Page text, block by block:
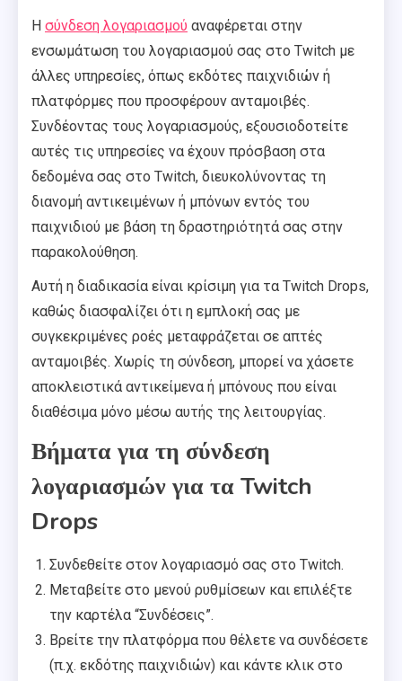
Η σύνδεση λογαριασμού αναφέρεται στην
ενσωμάτωση του λογαριασμού σας στο Twitch με
άλλες υπηρεσίες, όπως εκδότες παιχνιδιών ή
πλατφόρμες που προσφέρουν ανταμοιβές.
Συνδέοντας τους λογαριασμούς, εξουσιοδοτείτε
αυτές τις υπηρεσίες να έχουν πρόσβαση στα
δεδομένα σας στο Twitch, διευκολύνοντας τη
διανομή αντικειμένων ή μπόνων εντός του
παιχνιδιού με βάση τη δραστηριότητά σας στην
παρακολούθηση.
Αυτή η διαδικασία είναι κρίσιμη για τα Twitch Drops,
καθώς διασφαλίζει ότι η εμπλοκή σας με
συγκεκριμένες ροές μεταφράζεται σε απτές
ανταμοιβές. Χωρίς τη σύνδεση, μπορεί να χάσετε
αποκλειστικά αντικείμενα ή μπόνους που είναι
διαθέσιμα μόνο μέσω αυτής της λειτουργίας.
Βήματα για τη σύνδεση
λογαριασμών για τα Twitch
Drops
Συνδεθείτε στον λογαριασμό σας στο Twitch.
Μεταβείτε στο μενού ρυθμίσεων και επιλέξτε
την καρτέλα “Συνδέσεις”.
Βρείτε την πλατφόρμα που θέλετε να συνδέσετε
(π.χ. εκδότης παιχνιδιών) και κάντε κλικ στο